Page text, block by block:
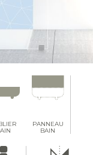
PANNEAU
BAIN